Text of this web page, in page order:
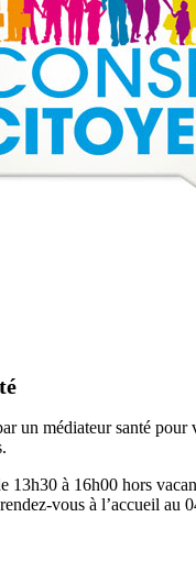
un médiateur santé pour
13h30 à 16h00 hors
vous à l’accueil au